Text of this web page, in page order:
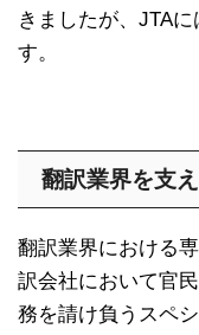
きましたが、JTA
す。
翻訳業界を支
翻訳業界における
訳会社において官
務を請け負うスペ